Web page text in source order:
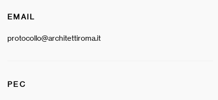
EMAIL
protocollo@architettiroma.it
PEC